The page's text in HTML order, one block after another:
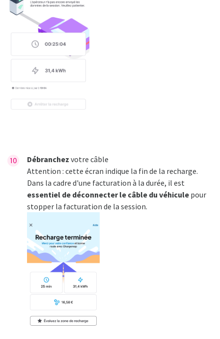
Débranchez votre câble
Attention : cette écran indique la fin de la recharge.
Dans la cadre d'une facturation à la durée, il est
essentiel de déconnecter le câble du véhicule pour
stopper la facturation de la session.